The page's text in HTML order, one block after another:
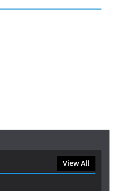
View All